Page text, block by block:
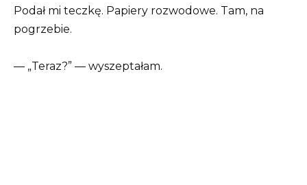
Podał mi teczkę. Papiery rozwodowe. Tam, na
pogrzebie.
— „Teraz?” — wyszeptałam.